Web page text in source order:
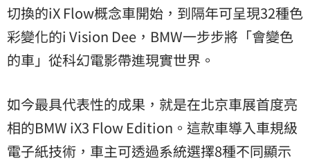
切換的iX Flow概念車開始，到隔年可呈現32種色
彩變化的i Vision Dee，BMW一步步將「會變色
的車」從科幻電影帶進現實世界。
如今最具代表性的成果，就是在北京車展首度亮
相的BMW iX3 Flow Edition。這款車導入車規級
電子紙技術，車主可透過系統選擇8種不同顯示